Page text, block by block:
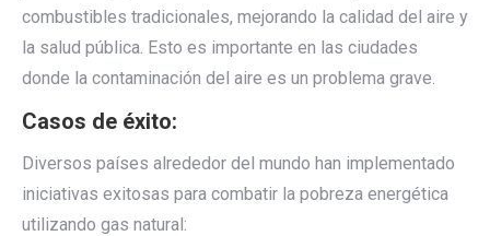
combustibles tradicionales, mejorando la calidad del aire y
la salud pública. Esto es importante en las ciudades
donde la contaminación del aire es un problema grave.
Casos de éxito:
Diversos países alrededor del mundo han implementado
iniciativas exitosas para combatir la pobreza energética
utilizando gas natural: